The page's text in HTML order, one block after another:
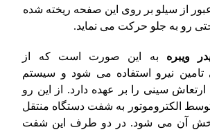
از سیلو بر روی این صفحه ریخته شده
رو به جلو حرکت می نماید.
ویبره به این صورت است که از
تامین نیرو استفاده می شود و سیستم
سینی را بر عهده دارد. از این رو
الکتروموتور به شفت دستگاه منتقل
آن می شود. در دو طرف این شفت